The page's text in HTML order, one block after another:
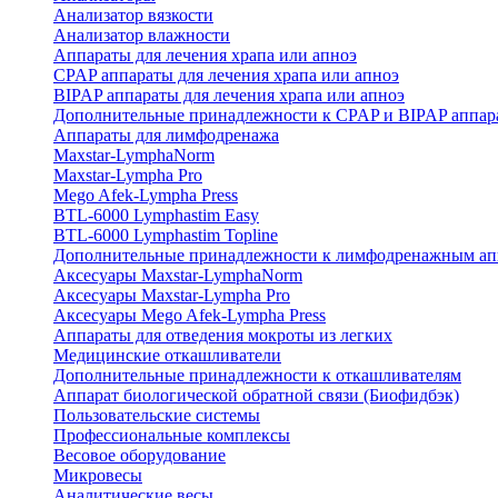
Анализатор вязкости
Анализатор влажности
Аппараты для лечения храпа или апноэ
CPAP аппараты для лечения храпа или апноэ
BIPAP аппараты для лечения храпа или апноэ
Дополнительные принадлежности к CPAP и BIPAP
Аппараты для лимфодренажа
Maxstar-LymphaNorm
Maxstar-Lympha Pro
Mego Afek-Lympha Press
BTL-6000 Lymphastim Easy
BTL-6000 Lymphastim Topline
Дополнительные принадлежности к лимфодренажным
Аксесуары Maxstar-LymphaNorm
Аксесуары Maxstar-Lympha Pro
Аксесуары Mego Afek-Lympha Press
Аппараты для отведения мокроты из легких
Медицинские откашливатели
Дополнительные принадлежности к откашливателям
Аппарат биологической обратной связи (Биофидбэк)
Пользовательские системы
Профессиональные комплексы
Весовое оборудование
Микровесы